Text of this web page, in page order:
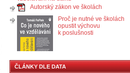
Autorský zákon ve školách
Proč je nutné ve školách
opustit výchovu
k poslušnosti
ČLÁNKY DLE DATA